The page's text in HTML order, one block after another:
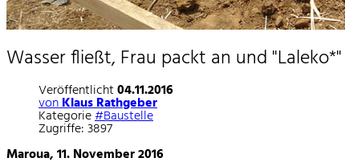
Wasser fließt, Frau packt an und "Laleko*"
Veröffentlicht 04.11.2016
von Klaus Rathgeber
Kategorie #Baustelle
Zugriffe: 3897
Maroua, 11. November 2016